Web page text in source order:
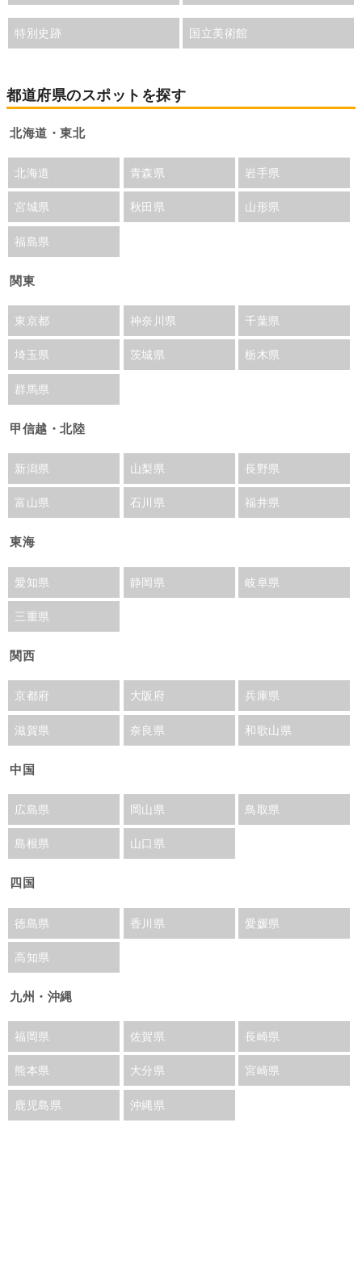
特別史跡 国立美術館
都道府県のスポットを探す
北海道・東北
北海道 青森県 岩手県
宮城県 秋田県 山形県
福島県
関東
東京都 神奈川県 千葉県
埼玉県 茨城県 栃木県
群馬県
甲信越・北陸
新潟県 山梨県 長野県
富山県 石川県 福井県
東海
愛知県 静岡県 岐阜県
三重県
関西
京都府 大阪府 兵庫県
滋賀県 奈良県 和歌山県
中国
広島県 岡山県 鳥取県
島根県 山口県
四国
徳島県 香川県 愛媛県
高知県
九州・沖縄
福岡県 佐賀県 長崎県
熊本県 大分県 宮崎県
鹿児島県 沖縄県